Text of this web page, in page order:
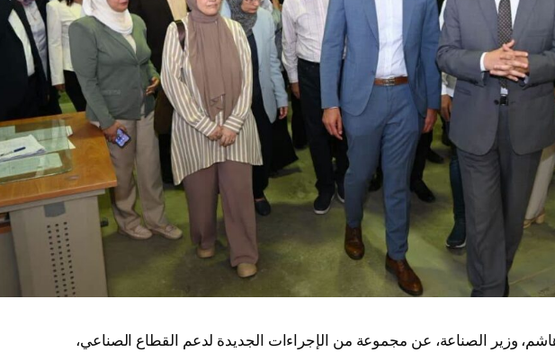
وزير الصناعة، عن مجموعة من الإجراءات الجديدة لدعم القطاع الصناعي،